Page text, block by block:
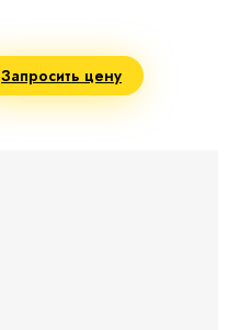
Запросить цену